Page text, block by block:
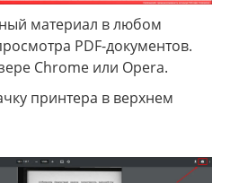
материал в любом
PDF-документов.
Chrome или Opera.
принтера в верхнем